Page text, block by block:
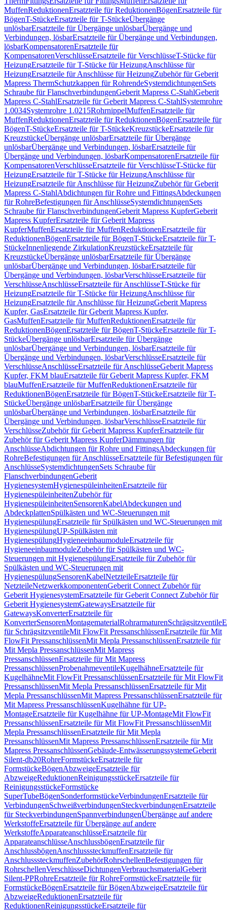
MuffenReduktionenErsatzteile für ReduktionenBögenErsatzteile für
BögenT-StückeErsatzteile für T-StückeÜbergänge
unlösbarErsatzteile für Übergänge unlösbarÜbergänge und
Verbindungen, lösbarErsatzteile für Übergänge und Verbindungen,
lösbarKompensatorenErsatzteile für
KompensatorenVerschlüsseErsatzteile für VerschlüsseT-Stücke für
HeizungErsatzteile für T-Stücke für HeizungAnschlüsse für
HeizungErsatzteile für Anschlüsse für HeizungZubehör für Geberit
Mapress ThermSchutzkappen für RohrendeSystemdichtungenSets
Schraube für FlanschverbindungenGeberit Mapress C-StahlGeberit
Mapress C-StahlErsatzteile für Geberit Mapress C-StahlSystemrohre
1.0034Systemrohre 1.0215RohrnippelMuffenErsatzteile für
MuffenReduktionenErsatzteile für ReduktionenBögenErsatzteile für
BögenT-StückeErsatzteile für T-StückeKreuzstückeErsatzteile für
KreuzstückeÜbergänge unlösbarErsatzteile für Übergänge
unlösbarÜbergänge und Verbindungen, lösbarErsatzteile für
Übergänge und Verbindungen, lösbarKompensatorenErsatzteile für
KompensatorenVerschlüsseErsatzteile für VerschlüsseT-Stücke für
HeizungErsatzteile für T-Stücke für HeizungAnschlüsse für
HeizungErsatzteile für Anschlüsse für HeizungZubehör für Geberit
Mapress C-StahlAbdichtungen für Rohre und FittingsAbdeckungen
für RohreBefestigungen für AnschlüsseSystemdichtungenSets
Schraube für FlanschverbindungenGeberit Mapress KupferGeberit
Mapress KupferErsatzteile für Geberit Mapress
KupferMuffenErsatzteile für MuffenReduktionenErsatzteile für
ReduktionenBögenErsatzteile für BögenT-StückeErsatzteile für T-
StückeInnenliegende ZirkulationKreuzstückeErsatzteile für
KreuzstückeÜbergänge unlösbarErsatzteile für Übergänge
unlösbarÜbergänge und Verbindungen, lösbarErsatzteile für
Übergänge und Verbindungen, lösbarVerschlüsseErsatzteile für
VerschlüsseAnschlüsseErsatzteile für AnschlüsseT-Stücke für
HeizungErsatzteile für T-Stücke für HeizungAnschlüsse für
HeizungErsatzteile für Anschlüsse für HeizungGeberit Mapress
Kupfer, GasErsatzteile für Geberit Mapress Kupfer,
GasMuffenErsatzteile für MuffenReduktionenErsatzteile für
ReduktionenBögenErsatzteile für BögenT-StückeErsatzteile für T-
StückeÜbergänge unlösbarErsatzteile für Übergänge
unlösbarÜbergänge und Verbindungen, lösbarErsatzteile für
Übergänge und Verbindungen, lösbarVerschlüsseErsatzteile für
VerschlüsseAnschlüsseErsatzteile für AnschlüsseGeberit Mapress
Kupfer, FKM blauErsatzteile für Geberit Mapress Kupfer, FKM
blauMuffenErsatzteile für MuffenReduktionenErsatzteile für
ReduktionenBögenErsatzteile für BögenT-StückeErsatzteile für T-
StückeÜbergänge unlösbarErsatzteile für Übergänge
unlösbarÜbergänge und Verbindungen, lösbarErsatzteile für
Übergänge und Verbindungen, lösbarVerschlüsseErsatzteile für
VerschlüsseZubehör für Geberit Mapress KupferErsatzteile für
Zubehör für Geberit Mapress KupferDämmungen für
AnschlüsseAbdichtungen für Rohre und FittingsAbdeckungen für
RohreBefestigungen für AnschlüsseErsatzteile für Befestigungen für
AnschlüsseSystemdichtungenSets Schraube für
FlanschverbindungenGeberit
HygienesystemHygienespüleinheitenErsatzteile für
HygienespüleinheitenZubehör für
HygienespüleinheitenSensorenKabelAbdeckungen und
AbdeckplattenSpülkästen und WC-Steuerungen mit
HygienespülungErsatzteile für Spülkästen und WC-Steuerungen mit
HygienespülungUP-Spülkästen mit
HygienespülungHygieneeinbaumoduleErsatzteile für
HygieneeinbaumoduleZubehör für Spülkästen und WC-
Steuerungen mit HygienespülungErsatzteile für Zubehör für
Spülkästen und WC-Steuerungen mit
HygienespülungSensorenKabelNetzteileErsatzteile für
NetzteileNetzwerkkomponentenGeberit Connect Zubehör für
Geberit HygienesystemErsatzteile für Geberit Connect Zubehör für
Geberit HygienesystemGatewaysErsatzteile für
GatewaysKonverterErsatzteile für
KonverterSensorenMontagematerialRohrarmaturenSchrägsitzventile
für SchrägsitzventileMit FlowFit PressanschlüssenErsatzteile für Mit
FlowFit PressanschlüssenMit Mepla PressanschlüssenErsatzteile für
Mit Mepla PressanschlüssenMit Mapress
PressanschlüssenErsatzteile für Mit Mapress
PressanschlüssenProbenahmeventileKugelhähneErsatzteile für
KugelhähneMit FlowFit PressanschlüssenErsatzteile für Mit FlowFit
PressanschlüssenMit Mepla PressanschlüssenErsatzteile für Mit
Mepla PressanschlüssenMit Mapress PressanschlüssenErsatzteile für
Mit Mapress PressanschlüssenKugelhähne für UP-
MontageErsatzteile für Kugelhähne für UP-MontageMit FlowFit
PressanschlüssenErsatzteile für Mit FlowFit PressanschlüssenMit
Mepla PressanschlüssenErsatzteile für Mit Mepla
PressanschlüssenMit Mapress PressanschlüssenErsatzteile für Mit
Mapress PressanschlüssenGebäude-EntwässerungssystemeGeberit
Silent-db20RohreFormstückeErsatzteile für
FormstückeBögenAbzweigeErsatzteile für
AbzweigeReduktionenReinigungsstückeErsatzteile für
ReinigungsstückeFormstücke
SuperTubeBögenSonderformstückeVerbindungenErsatzteile für
VerbindungenSchweißverbindungenSteckverbindungenErsatzteile
für SteckverbindungenSpannverbindungenÜbergänge auf andere
WerkstoffeErsatzteile für Übergänge auf andere
WerkstoffeApparateanschlüsseErsatzteile für
ApparateanschlüsseAnschlussbögenErsatzteile für
AnschlussbögenAnschlusssteckmuffenErsatzteile für
AnschlusssteckmuffenZubehörRohrschellenBefestigungen für
RohrschellenVerschlüsseDichtungenVerbrauchsmaterialGeberit
Silent-PPRohreErsatzteile für RohreFormstückeErsatzteile für
FormstückeBögenErsatzteile für BögenAbzweigeErsatzteile für
AbzweigeReduktionenErsatzteile für
ReduktionenReinigungsstückeErsatzteile für